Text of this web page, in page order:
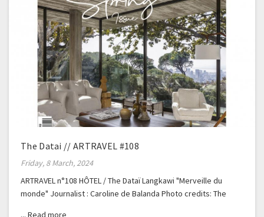
The Datai // ARTRAVEL #108
Friday, 8 March, 2024
ARTRAVEL n°108 HÔTEL / The Dataï Langkawi "Merveille du
monde" Journalist : Caroline de Balanda Photo credits: The